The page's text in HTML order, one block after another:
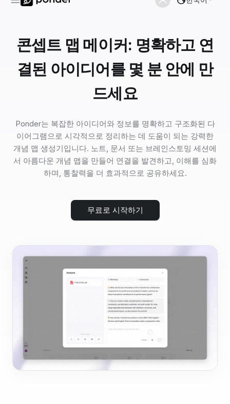
콘셉트 맵 메이커: 명확하고 연
결된 아이디어를 몇 분 안에 만
드세요
Ponder는 복잡한 아이디어와 정보를 명확하고 구조화된 다
이어그램으로 시각적으로 정리하는 데 도움이 되는 강력한
개념 맵 생성기입니다. 노트, 문서 또는 브레인스토밍 세션에
서 아름다운 개념 맵을 만들어 연결을 발견하고, 이해를 심화
하며, 통찰력을 더 효과적으로 공유하세요.
무료로 시작하기